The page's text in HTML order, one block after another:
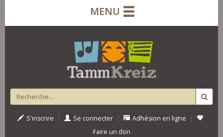
MENU
S'inscrire | Se connecter | Adhésion en ligne |
Faire un don